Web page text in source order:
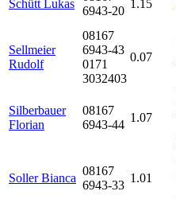
Schütt Lukas
6943-20
1.15
Sellmeier
Rudolf
08167
6943-43
0171
3032403
0.07
Silberbauer
Florian
08167
6943-44
1.07
Soller Bianca
08167
6943-33
1.01